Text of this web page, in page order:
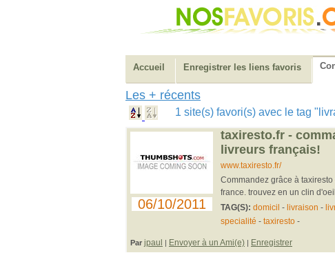
Accueil Enregistrer les liens favoris
Les + récents
1 site(s) favori(s) avec le tag
06/10/2011
taxiresto.fr -
livreurs français!
www.taxiresto.fr/
Commandez grâce à
france. trouvez en un clin
TAG(S): domicil - livraison -
specialité - taxiresto-
Par jpaul | Envoyer à un Ami(e) | Enregistrer